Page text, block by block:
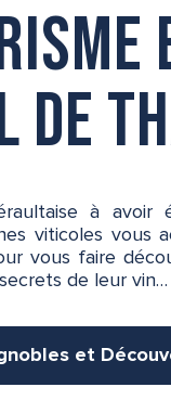
à avoir
viticoles vous
vous faire
de leur vin…
et